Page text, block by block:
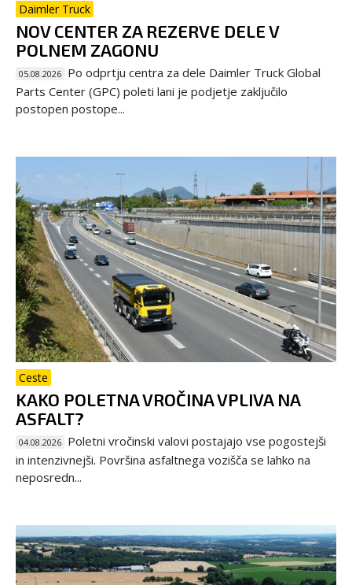
Daimler Truck
NOV CENTER ZA REZERVE DELE V
POLNEM ZAGONU
05.08.2026 Po odprtju centra za dele Daimler Truck Global
Parts Center (GPC) poleti lani je podjetje zaključilo
postopen postope...
Ceste
KAKO POLETNA VROČINA VPLIVA NA
ASFALT?
04.08.2026 Poletni vročinski valovi postajajo vse pogostejši
in intenzivnejši. Površina asfaltnega vozišča se lahko na
neposredn...